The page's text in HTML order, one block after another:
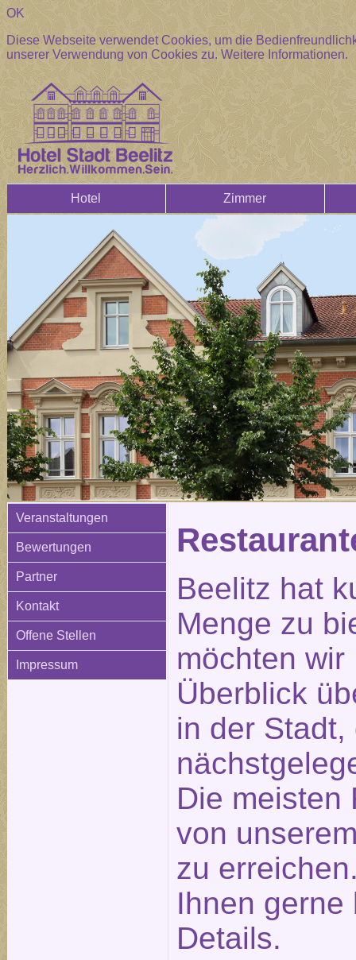
OK
Diese Webseite verwendet Cookies, um die
unserer Verwendung von Cookies zu.Weitere Informationen.
Hotel Zimmer
Veranstaltungen
Bewertungen
Partner
Kontakt
Offene Stellen
Impressum
Beelitz hat
Menge zu
möchten
Überblick
in der
Die meisten
von
zu
Ihnen gerne
Details.